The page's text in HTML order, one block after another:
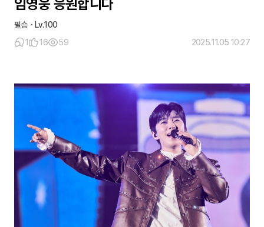
임영웅 응원합니다
필승
100
1
16 59 2025.11.05 10:27